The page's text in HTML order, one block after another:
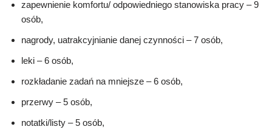
zapewnienie komfortu/ odpowiedniego stanowiska pracy – 9
osób,
nagrody, uatrakcyjnianie danej czynności – 7 osób,
leki – 6 osób,
rozkładanie zadań na mniejsze – 6 osób,
przerwy – 5 osób,
notatki/listy – 5 osób,